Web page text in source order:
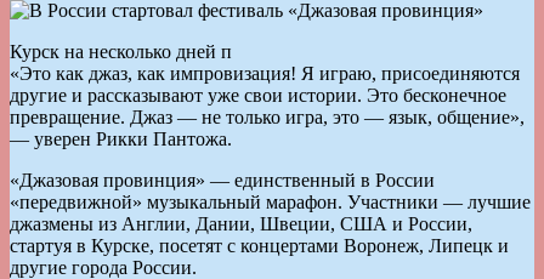
Курск на несколько дней п
«Это как джаз, как импровизация! Я играю, присоединяются
другие и рассказывают уже свои истории. Это бесконечное
превращение. Джаз — не только игра, это — язык, общение»,
— уверен Рикки Пантожа.
«Джазовая провинция» — единственный в России
«передвижной» музыкальный марафон. Участники — лучшие
джазмены из Англии, Дании, Швеции, США и России,
стартуя в Курске, посетят с концертами Воронеж, Липецк и
другие города России.